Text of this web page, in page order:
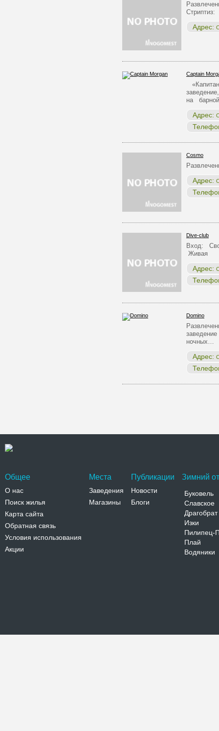
Адрес:
Captain
на
Адрес:
Cosmo
Адрес:
Dive-club
Вход:
Живая
Адрес:
Domino
ночных…
Адрес:
Общее
О нас
Поиск жилья
Карта сайта
Обратная связь
Условия использования
Акции
Места
Заведения
Магазины
Публикации
Новости
Блоги
Зимний
Буковель
Славское
Драгобрат
Изки
Пилипец-
Плай
Водяники